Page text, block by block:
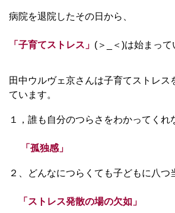
病院を退院したその日から、
「子育てストレス」 (＞_＜)は始まって
田中ウルヴェ京さんは子育てストレス
ています。
１，誰も自分のつらさをわかってくれ
「孤独感」
２、どんなにつらくても子どもに八つ
「ストレス発散の場の欠如」